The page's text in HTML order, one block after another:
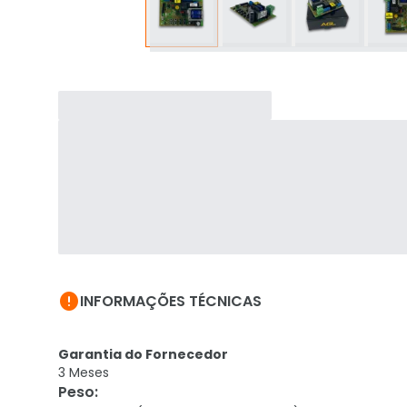
INFORMAÇÕES TÉCNICAS
Garantia do Fornecedor
3 Meses
Peso: